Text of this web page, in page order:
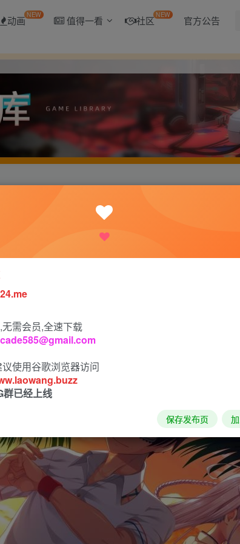
动画 NEW 值得一看 社区NEW 官方公告
是好？精翻汉化版+全CG[5.5G]
需会员,全速下载
使用谷歌浏览器访问
群已经上线
保存发布页